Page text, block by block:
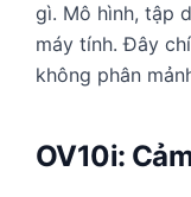
gì. Mô hình, tập
máy tính. Đây
không phân
OV10i: